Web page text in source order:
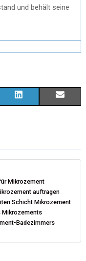
und behält seine
K
D
I
N
I
Mikrozement
auftragen
Schicht Mikrozement
Mikrozements
Badezimmers